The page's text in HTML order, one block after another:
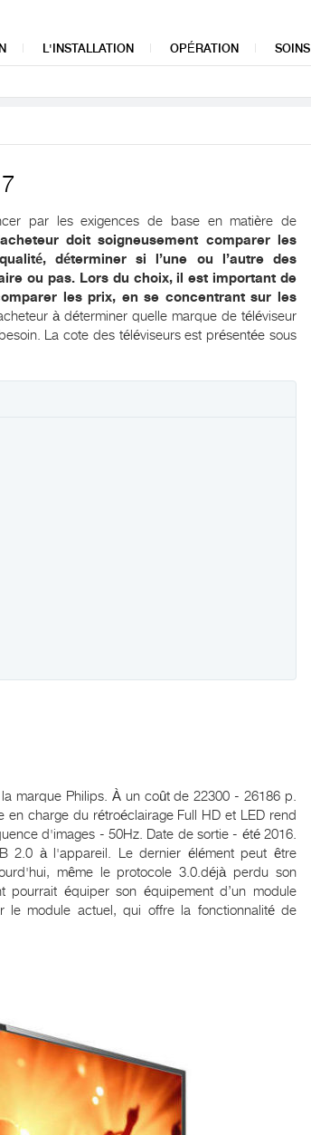
L'INSTALLATION OPÉRATION SOINS
par les exigences de base en matière de
doit soigneusement comparer les
déterminer si l’une ou l’autre des
ou pas. Lors du choix, il est important de
les prix, en se concentrant sur les
à déterminer quelle marque de téléviseur
La cote des téléviseurs est présentée sous
marque Philips. À un coût de 22300 - 26186 p.
en charge du rétroéclairage Full HD et LED rend
d'images - 50Hz. Date de sortie - été 2016.
2.0 à l'appareil. Le dernier élément peut être
même le protocole 3.0.déjà perdu son
équiper son équipement d’un module
le module actuel, qui offre la fonctionnalité de